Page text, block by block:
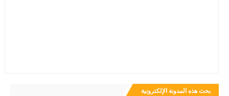
بحث هذه المدونة الإلكترونية